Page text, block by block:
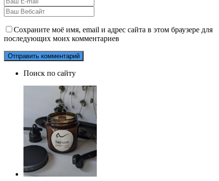
Сохраните моё имя, email и адрес сайта в этом браузере для
последующих моих комментариев
Поиск по сайту